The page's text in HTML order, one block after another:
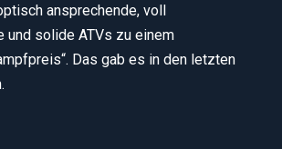
ansprechende, voll
und solide ATVs zu einem
Das gab es in den letzten